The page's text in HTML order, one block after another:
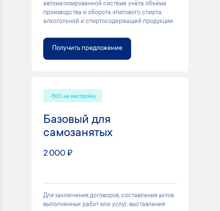
автоматизированной системе учёта объёма
производства и оборота этилового спирта,
алкогольной и спиртосодержащей продукции
Получить предложение
-50% на настройку
Базовый для
самозанятых
2 000 ₽
Для заключения договоров, составления актов
выполненных работ или услуг, выставления